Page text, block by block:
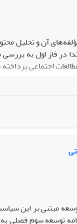
‌آن و تحلیل
انجام شد. ابتدا در فاز
اجتماعی
در متن) کمی
استخراجی شامل
استدلال،
که بایدوشاید
مبتنی بر این
توسعه سوم فصلی